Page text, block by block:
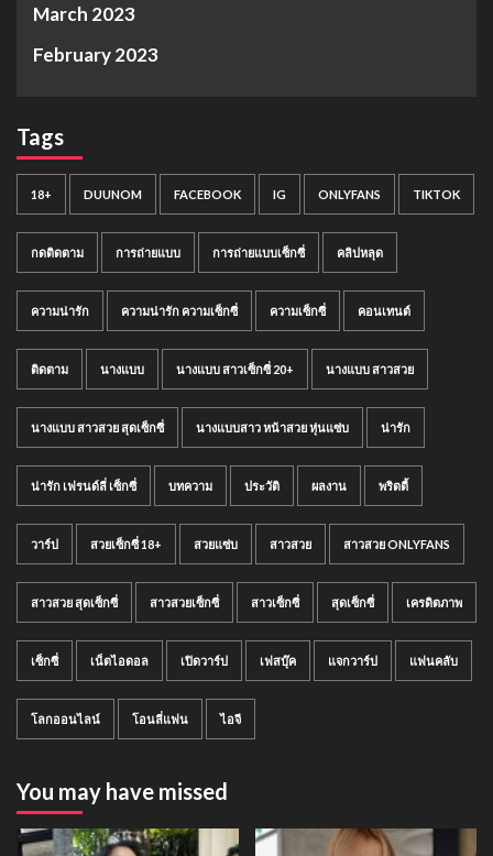
March 2023
February 2023
Tags
18+ DUUNOM FACEBOOK IG ONLYFANS TIKTOK
กดติดตาม การถ่ายแบบ การถ่ายแบบเซ็กซี่ คลิปหลุด
ความน่ารัก ความน่ารัก ความเซ็กซี่ ความเซ็กซี่ คอนเทนต์
ติดตาม นางแบบ นางแบบ สาวเซ็กซี่ 20+ นางแบบ สาวสวย
นางแบบ สาวสวย สุดเซ็กซี่ นางแบบสาว หน้าสวย หุ่นแซ่บ น่ารัก
น่ารัก เฟรนด์ลี่ เซ็กซี่ บทความ ประวัติ ผลงาน พริตตี้
วาร์ป สวยเซ็กซี่ 18+ สวยแซ่บ สาวสวย สาวสวย ONLYFANS
สาวสวย สุดเซ็กซี่ สาวสวยเซ็กซี่ สาวเซ็กซี่ สุดเซ็กซี่ เครดิตภาพ
เซ็กซี่ เน็ตไอดอล เปิดวาร์ป เฟสบุ๊ค แจกวาร์ป แฟนคลับ
โลกออนไลน์ โอนลี่แฟน ไอจี
You may have missed